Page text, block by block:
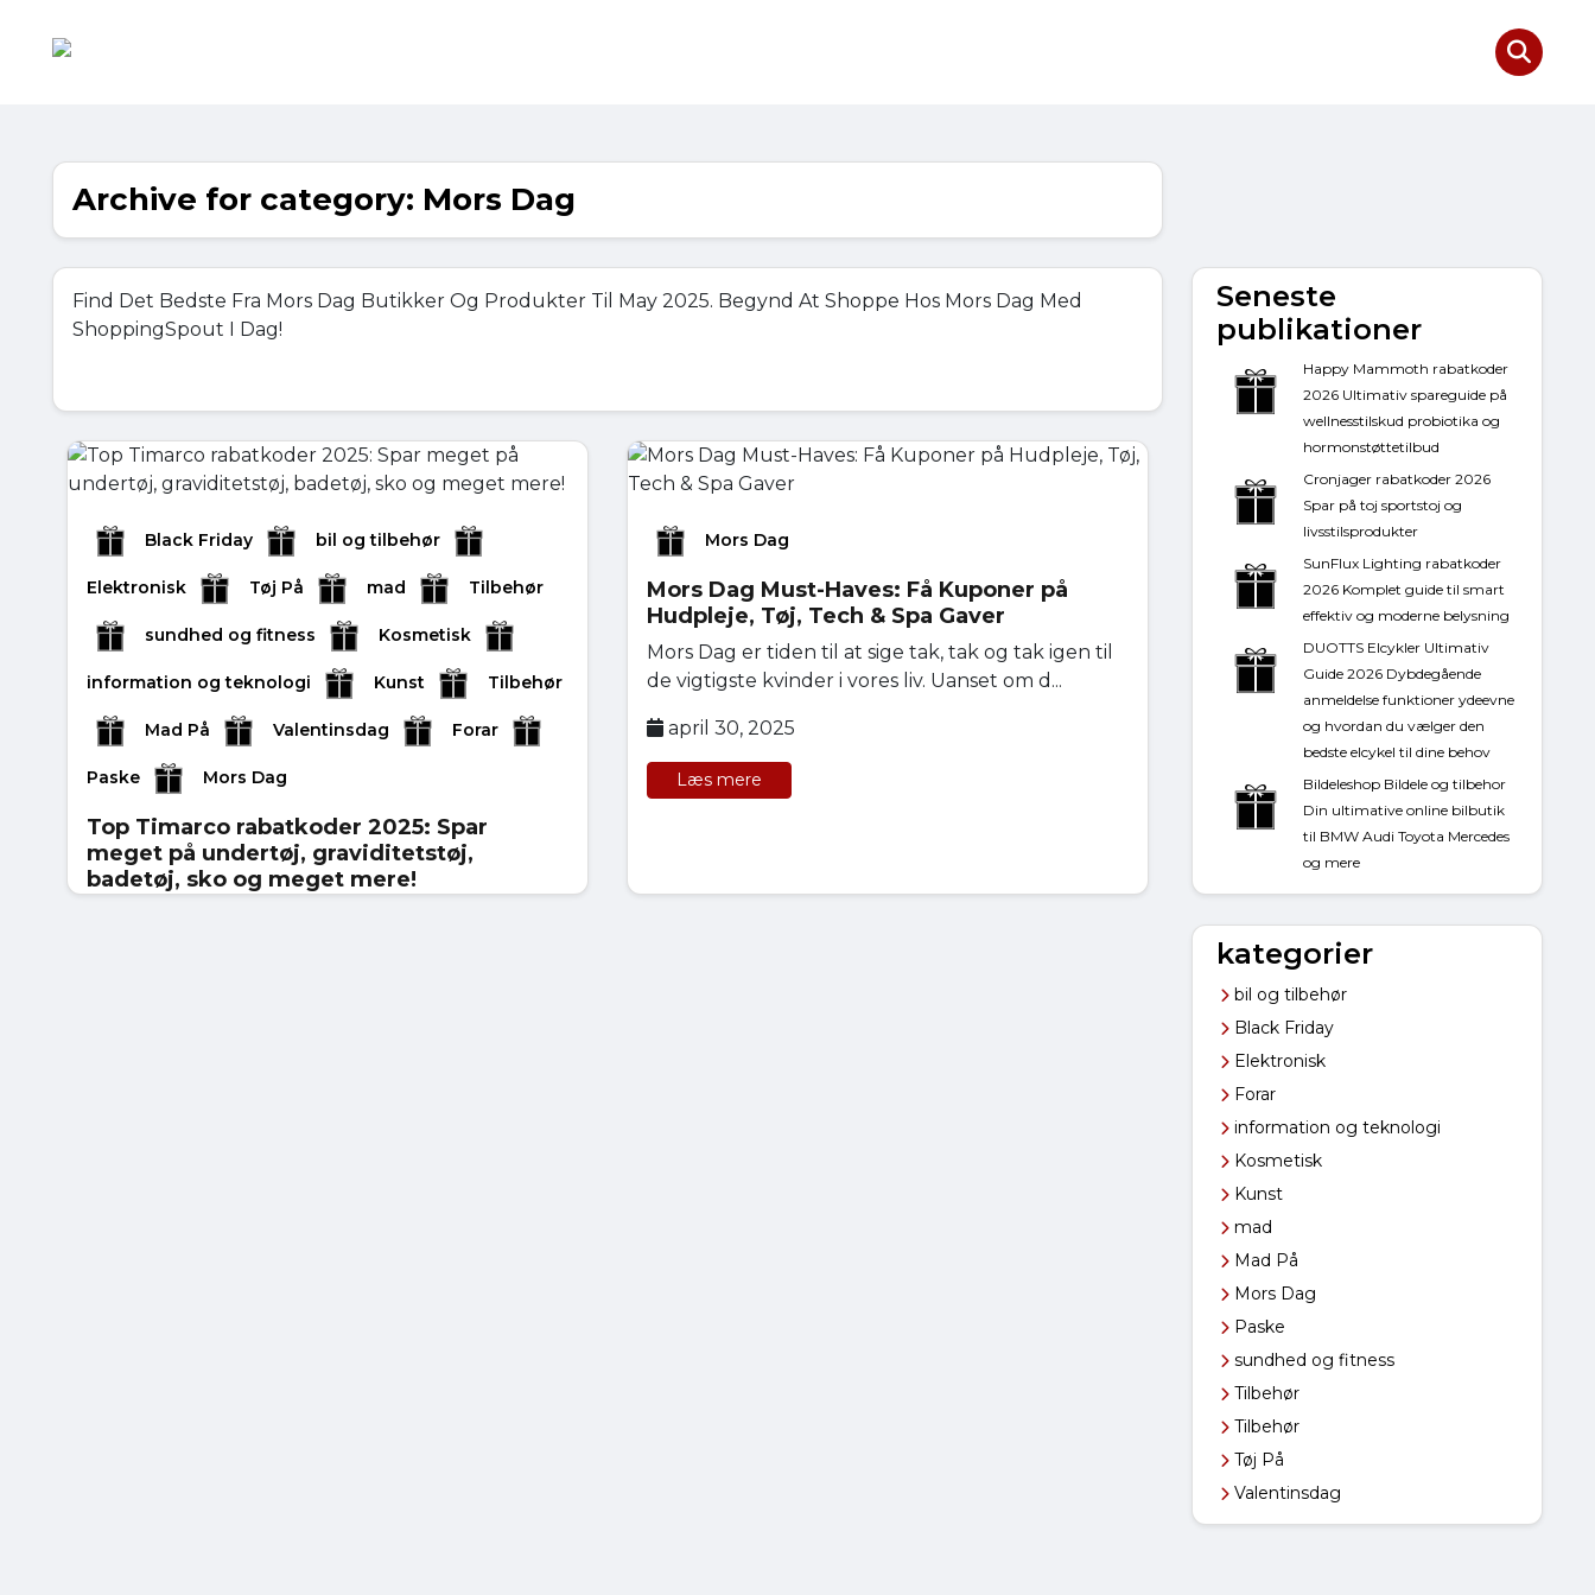
Archive for category: Mors Dag
Find Det Bedste Fra Mors Dag Butikker Og Produkter Til May 2025. Begynd At Shoppe Hos Mors Dag Med
ShoppingSpout I Dag!
Black Friday bil og tilbehør
Elektronisk Tøj På mad Tilbehør
sundhed og fitness Kosmetisk
information og teknologi Kunst Tilbehør
Mad På Valentinsdag Forar
Paske Mors Dag
Top Timarco rabatkoder 2025: Spar
meget på undertøj, graviditetstøj,
badetøj, sko og meget mere!
Mors Dag
Mors Dag Must-Haves: Få Kuponer på
Hudpleje, Tøj, Tech & Spa Gaver
Mors Dag er tiden til at sige tak, tak og tak igen til
de vigtigste kvinder i vores liv. Uanset om d...
april 30, 2025
Læs mere
Seneste
publikationer
Happy Mammoth rabatkoder
2026 Ultimativ spareguide på
wellnesstilskud probiotika og
hormonstøttetilbud
Cronjager rabatkoder 2026
Spar på toj sportstoj og
livsstilsprodukter
SunFlux Lighting rabatkoder
2026 Komplet guide til smart
effektiv og moderne belysning
DUOTTS Elcykler Ultimativ
Guide 2026 Dybdegående
anmeldelse funktioner ydeevne
og hvordan du vælger den
bedste elcykel til dine behov
Bildeleshop Bildele og tilbehor
Din ultimative online bilbutik
til BMW Audi Toyota Mercedes
og mere
kategorier
bil og tilbehør
Black Friday
Elektronisk
Forar
information og teknologi
Kosmetisk
Kunst
mad
Mad På
Mors Dag
Paske
sundhed og fitness
Tilbehør
Tilbehør
Tøj På
Valentinsdag